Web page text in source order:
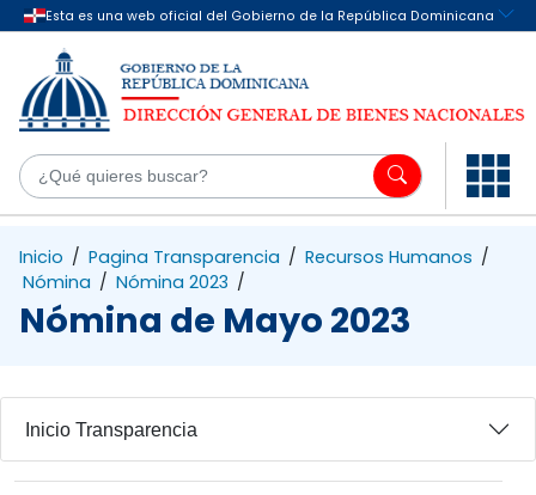
Saltar al contenido principal
Inicio / Pagina Transparencia / Recursos Humanos /
Nómina / Nómina 2023 /
Nómina de Mayo 2023
Inicio Transparencia